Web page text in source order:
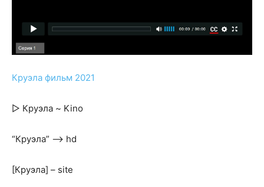
Круэла фильм 2021
▻ Круэла ~ Kino
“Круэла” —> hd
[Круэла] – site